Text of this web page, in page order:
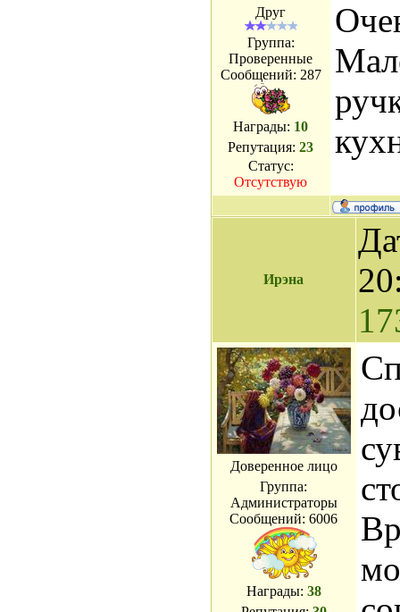
Друг
Группа:
Проверенные
Сообщений: 287
Награды: 10
Репутация:23
Статус:
Отсутствую
Ирэна
Доверенное лицо
Группа:
Администраторы
Сообщений:6006
Награды: 38